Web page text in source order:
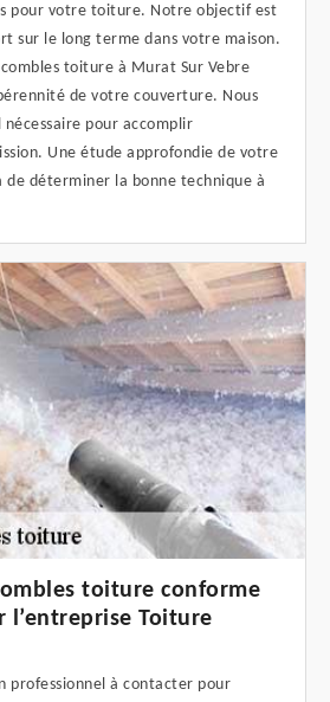
pour votre toiture. Notre objectif est
sur le long terme dans votre maison.
toiture à Murat Sur Vebre
de votre couverture. Nous
pour accomplir
Une étude approfondie de votre
déterminer la bonne technique à
toiture conforme
l’entreprise Toiture
professionnel à contacter pour